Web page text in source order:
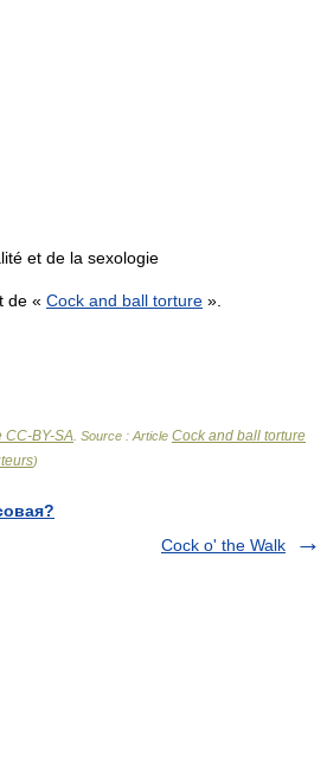
et de la sexologie
de « Cock and ball torture ».
CC-BY-SA . Source : Article Cock and ball torture
)
Cock o' the Walk